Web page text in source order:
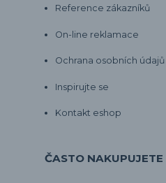
Reference zákazníků
On-line reklamace
Ochrana osobních údajů
Inspirujte se
Kontakt eshop
ČASTO NAKUPUJETE